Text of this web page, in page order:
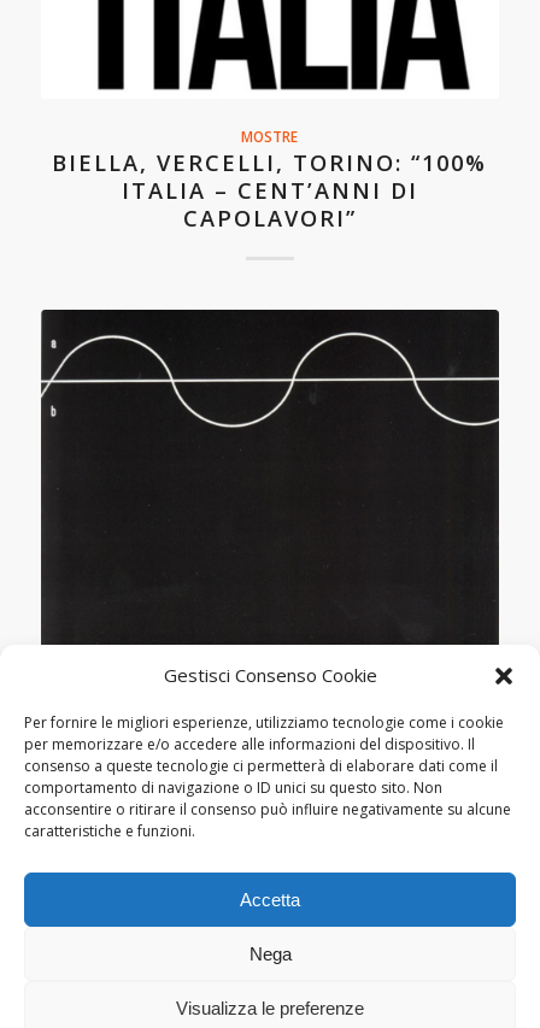
Gestisci Consenso Cookie
Per fornire le migliori esperienze, utilizziamo tecnologie come i cookie
per memorizzare e/o accedere alle informazioni del dispositivo. Il
consenso a queste tecnologie ci permetterà di elaborare dati come il
comportamento di navigazione o ID unici su questo sito. Non
acconsentire o ritirare il consenso può influire negativamente su alcune
caratteristiche e funzioni.
Accetta
Nega
Visualizza le preferenze
MOSTRE
BIELLA, VERCELLI, TORINO: “100%
ITALIA – CENT’ANNI DI
CAPOLAVORI”
CONFERENZE
TORINO, CENTRO CONSERVAZIONE
E RESTAURO “LA VENARIA REALE”:
CONVEGNO “LINEE DI
ENERGIA,OLTRE IL MUSEO”